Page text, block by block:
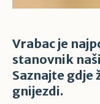
Vrabac je
stanovnik
Saznajte gdje
gnijezdi.